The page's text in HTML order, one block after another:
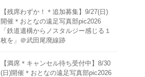
【残席わずか！＊追加募集】9/27(日)
開催＊おとなの遠足写真部pic2026
「鉄道遺構からノスタルジー感じる１
枚を」＠武田尾廃線跡
【満席＊キャンセル待ち受付中】8/30
(日)開催＊おとなの遠足写真部pic2026